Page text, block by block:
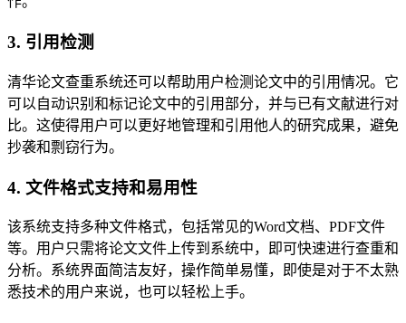
3. 引用检测
清华论文查重系统还可以帮助用户检测论文中的引用情况。它
可以自动识别和标记论文中的引用部分，并与已有文献进行对
比。这使得用户可以更好地管理和引用他人的研究成果，避免
抄袭和剽窃行为。
4. 文件格式支持和易用性
该系统支持多种文件格式，包括常见的Word文档、PDF文件
等。用户只需将论文文件上传到系统中，即可快速进行查重和
分析。系统界面简洁友好，操作简单易懂，即使是对于不太熟
悉技术的用户来说，也可以轻松上手。